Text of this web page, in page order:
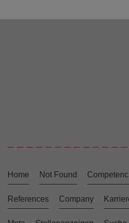
Home Not Found
References Company